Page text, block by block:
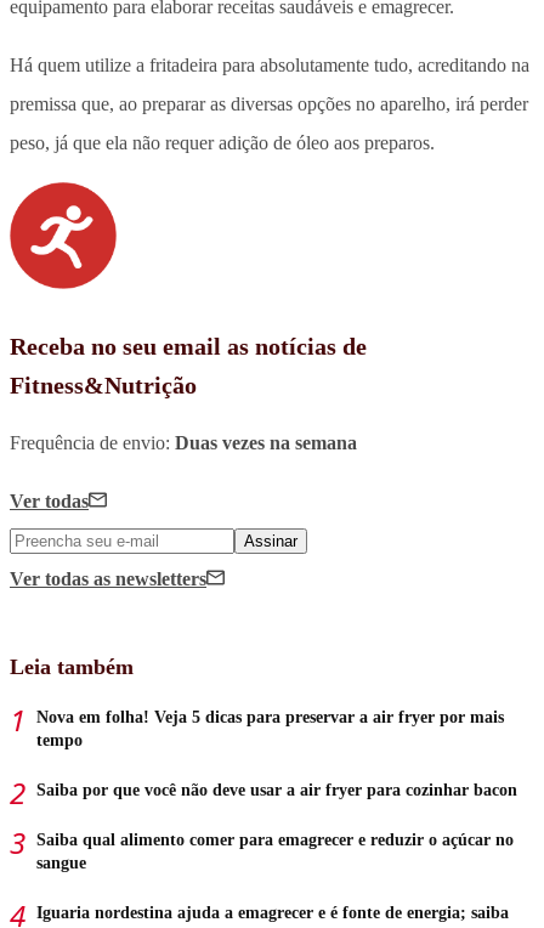
equipamento para elaborar receitas saudáveis e emagrecer.
Há quem utilize a fritadeira para absolutamente tudo, acreditando na
premissa que, ao preparar as diversas opções no aparelho, irá perder
peso, já que ela não requer adição de óleo aos preparos.
Receba no seu email as notícias de
Fitness&Nutrição
Frequência de envio: Duas vezes na semana
Ver todas
Assinar
Ver todas as newsletters
Leia também
Nova em folha! Veja 5 dicas para preservar a air fryer por mais
tempo
Saiba por que você não deve usar a air fryer para cozinhar bacon
Saiba qual alimento comer para emagrecer e reduzir o açúcar no
sangue
Iguaria nordestina ajuda a emagrecer e é fonte de energia; saiba